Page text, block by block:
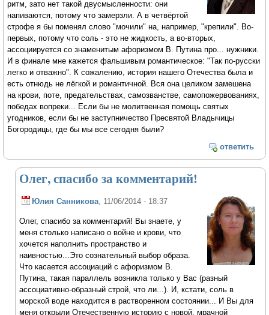
ритм, зато нет такой двусмысленности: они
напиваются, потому что замерзли. А в четвёртой
строфе я бы поменял слово "мочили" на, например, "крепили". Во-
первых, потому что соль - это не жидкость, а во-вторых,
ассоциируется со знаменитым афоризмом В. Путина про... нужники.
И в финале мне кажется фальшивым романтическое: "Так по-русски
легко и отважно". К сожалению, история нашего Отечества была и
есть отнюдь не лёгкой и романтичной. Вся она целиком замешена
на крови, поте, предательствах, самозванстве, самопожервованиях,
победах вопреки... Если бы не молитвенная помощь святых
угодников, если бы не заступничество Пресвятой Владычицы
Богородицы, где бы мы все сегодня были?
ответить
Олег, спасибо за комментарий!
Юлия Санникова , 11/06/2014 - 18:37
Олег, спасибо за комментарий! Вы знаете, у
меня столько написано о войне и крови, что
хочется наполнить пространство и
наивностью...Это сознательный выбор образа.
Что касается ассоциаций с афоризмом В.
Путина, такая параллель возникла только у Вас (разный
ассоциативно-образный строй, что ли...). И, кстати, соль в
морской воде находится в растворенном состоянии... И Вы для
меня открыли Отечественную историю с новой, мрачной